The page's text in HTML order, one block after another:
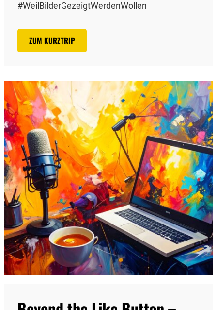
#WeilBilderGezeigtWerdenWollen
ZUM KURZTRIP